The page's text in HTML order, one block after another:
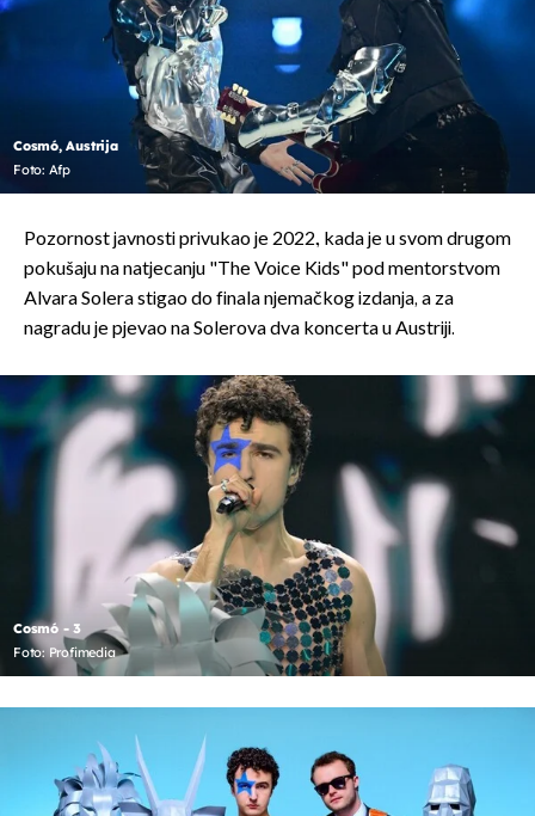
Cosmó, Austrija
Foto: Afp
Pozornost javnosti privukao je 2022., kada je u svom drugom
pokušaju na natjecanju "The Voice Kids" pod mentorstvom
Alvara Solera stigao do finala njemačkog izdanja, a za
nagradu je pjevao na Solerova dva koncerta u Austriji.
Cosmó - 3
Foto: Profimedia